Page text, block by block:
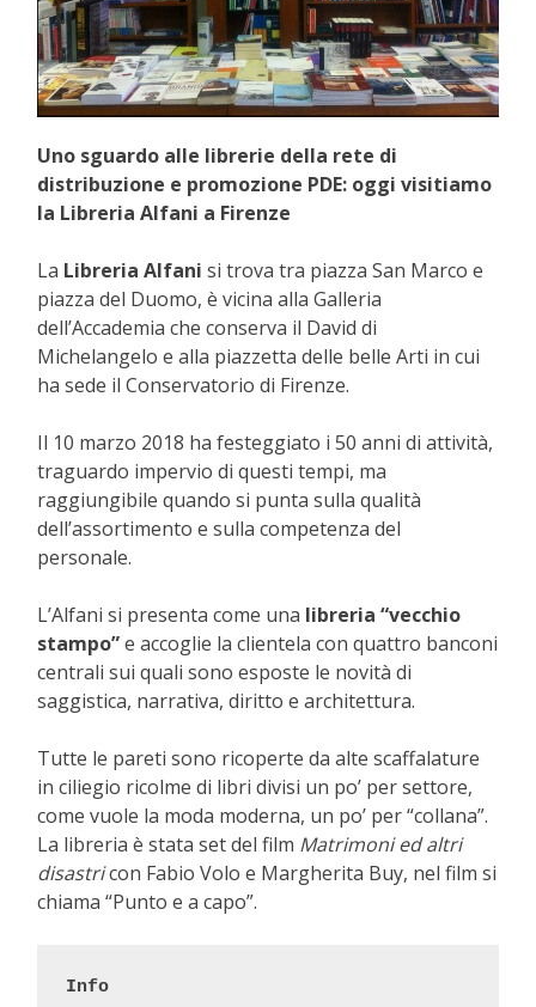
Uno sguardo alle librerie della rete di
distribuzione e promozione PDE: oggi visitiamo
la Libreria Alfani a Firenze
La Libreria Alfani si trova tra piazza San Marco e
piazza del Duomo, è vicina alla Galleria
dell’Accademia che conserva il David di
Michelangelo e alla piazzetta delle belle Arti in cui
ha sede il Conservatorio di Firenze.
Il 10 marzo 2018 ha festeggiato i 50 anni di attività,
traguardo impervio di questi tempi, ma
raggiungibile quando si punta sulla qualità
dell’assortimento e sulla competenza del
personale.
L’Alfani si presenta come una libreria “vecchio
stampo”e accoglie la clientela con quattro banconi
centrali sui quali sono esposte le novità di
saggistica, narrativa, diritto e architettura.
Tutte le pareti sono ricoperte da alte scaffalature
in ciliegio ricolme di libri divisi un po’ per settore,
come vuole la moda moderna, un po’ per “collana”.
La libreria è stata set del film Matrimoni ed altri
disastricon Fabio Volo e Margherita Buy, nel film si
chiama “Punto e a capo”.
Info